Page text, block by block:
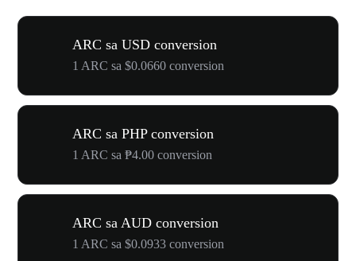
ARC sa USD conversion
1 ARC sa $0.0660 conversion
ARC sa PHP conversion
1 ARC sa ₱4.00 conversion
ARC sa AUD conversion
1 ARC sa $0.0933 conversion